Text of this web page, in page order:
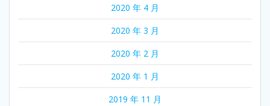
2020 年 4 月
2020 年 3 月
2020 年 2 月
2020 年 1 月
2019 年 11 月